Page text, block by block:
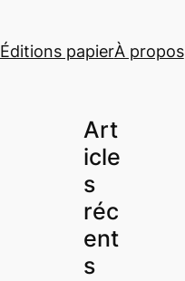
Éditions papierÀ propos
Art
icle
s
réc
ent
s